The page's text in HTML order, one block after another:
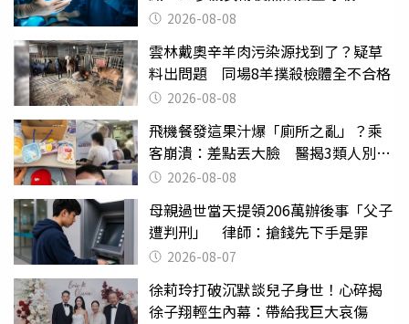
2026-08-08
雲林戴奧辛羊肉污染源找到了？疑草
料出問題 同場8羊撲殺檢體全不合格
2026-08-08
飛機餐發這果汁爆「廁所之亂」？乘
客崩潰：差點丟大臉 醫揭3類人別亂
喝 2026-08-08
母親過世當天提領206萬辦後事「父子
遭判刑」 律師：搶錢先下手是罪
2026-08-07
徐莉玲打破沉默談兒子身世！心碎揭
徐子翔輕生內幕：帶給我巨大哀傷